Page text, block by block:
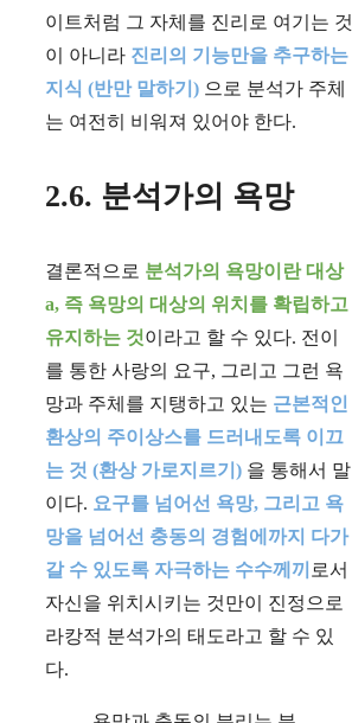
이트처럼 그 자체를 진리로 여기는 것
이 아니라 진리의 기능만을 추구하는
지식 (반만 말하기) 으로 분석가 주체
는 여전히 비워져 있어야 한다.
2.6. 분석가의 욕망
결론적으로 분석가의 욕망이란 대상
a, 즉 욕망의 대상의 위치를 확립하고
유지하는 것이라고 할 수 있다. 전이
를 통한 사랑의 요구, 그리고 그런 욕
망과 주체를 지탱하고 있는 근본적인
환상의 주이상스를 드러내도록 이끄
는 것 (환상 가로지르기) 을 통해서 말
이다. 요구를 넘어선 욕망, 그리고 욕
망을 넘어선 충동의 경험에까지 다가
갈 수 있도록 자극하는 수수께끼 로서
자신을 위치시키는 것만이 진정으로
라캉적 분석가의 태도라고 할 수 있
다.